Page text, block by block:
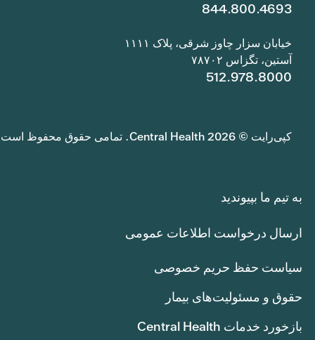
844.800.4693
خیابان سزار چاوز شرقی، پلاک ۱۱۱۱
آستین، تگزاس ۷۸۷۰۲
512.978.8000
کپی‌رایت © 2026 Central Health. تمامی حقوق محفوظ است.
به تیم ما بپیوندید
ارسال درخواست اطلاعات عمومی
سیاست حفظ حریم خصوصی
حقوق و مسئولیت‌های بیمار
بازخورد خدمات Central Health